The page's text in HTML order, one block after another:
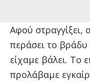
Αφού
περάσει το
είχαμε βάλει. Το
προλάβαμε